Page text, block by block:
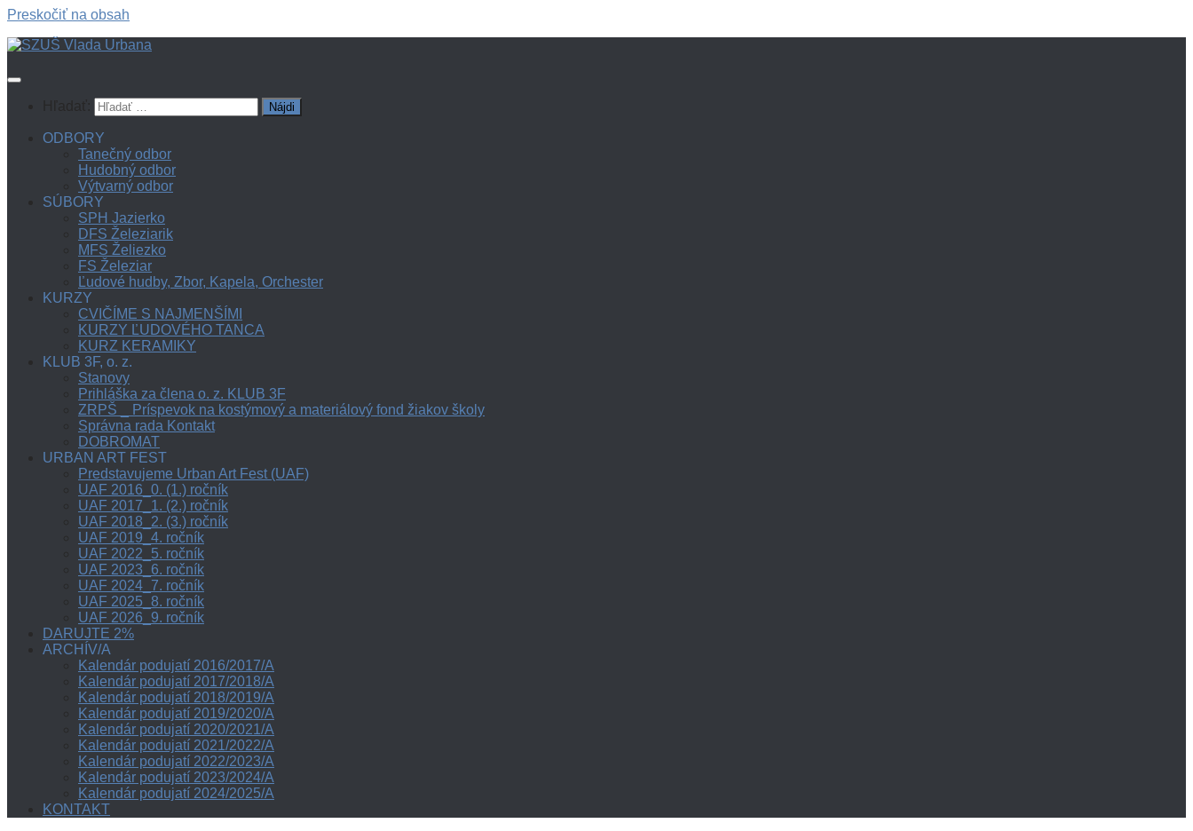
Preskočiť na obsah
ODBORY
Tanečný odbor
Hudobný odbor
Výtvarný odbor
SÚBORY
SPH Jazierko
DFS Železiarik
MFS Želiezko
FS Železiar
Ľudové hudby, Zbor, Kapela, Orchester
KURZY
CVIČÍME S NAJMENŠÍMI
KURZY ĽUDOVÉHO TANCA
KURZ KERAMIKY
KLUB 3F, o. z.
Stanovy
Prihláška za člena o. z. KLUB 3F
ZRPŠ _ Príspevok na kostýmový a materiálový fond žiakov školy
Správna rada Kontakt
DOBROMAT
URBAN ART FEST
Predstavujeme Urban Art Fest (UAF)
UAF 2016_0. (1.) ročník
UAF 2017_1. (2.) ročník
UAF 2018_2. (3.) ročník
UAF 2019_4. ročník
UAF 2022_5. ročník
UAF 2023_6. ročník
UAF 2024_7. ročník
UAF 2025_8. ročník
UAF 2026_9. ročník
DARUJTE 2%
ARCHÍV/A
Kalendár podujatí 2016/2017/A
Kalendár podujatí 2017/2018/A
Kalendár podujatí 2018/2019/A
Kalendár podujatí 2019/2020/A
Kalendár podujatí 2020/2021/A
Kalendár podujatí 2021/2022/A
Kalendár podujatí 2022/2023/A
Kalendár podujatí 2023/2024/A
Kalendár podujatí 2024/2025/A
KONTAKT